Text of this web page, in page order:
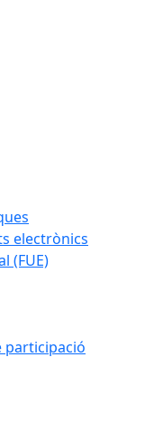
electrònics
(FUE)
participació